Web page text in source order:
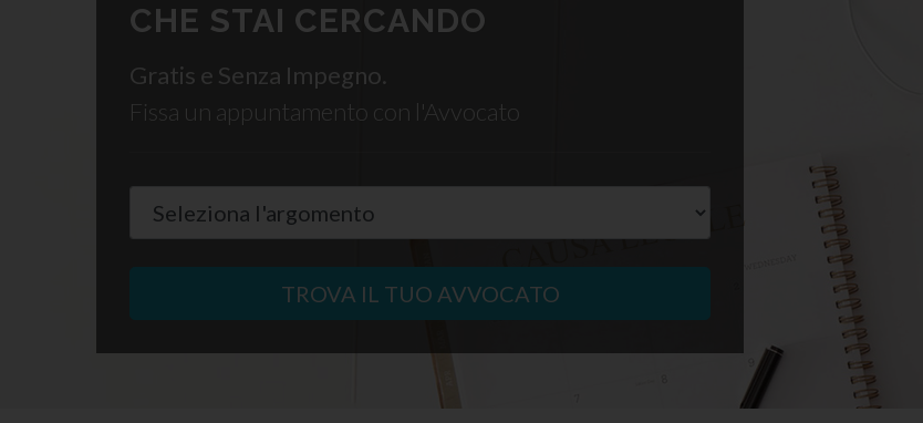
CHE STAI CERCANDO
Gratis e Senza Impegno.
Fissa un appuntamento con l'Avvocato
TROVA IL TUO AVVOCATO